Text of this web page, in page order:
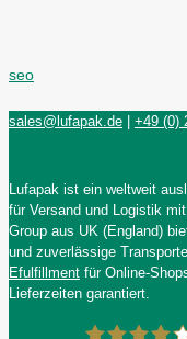
seo
sales@lufapak.de +49 (0)
Lufapak ist ein weltweit
für Versand und Logistik
Group aus UK (England)
und zuverlässige
Efulfillment für Online-
Lieferzeiten garantiert.